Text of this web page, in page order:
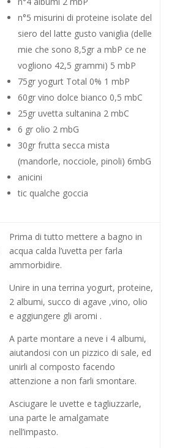
n°5 misurini di proteine isolate del
siero del latte gusto vaniglia (delle
mie che sono 8,5gr a mbP ce ne
vogliono 42,5 grammi) 5 mbP
75gr yogurt Total 0% 1 mbP
60gr vino dolce bianco 0,5 mbC
25gr uvetta sultanina 2 mbC
6 gr olio 2 mbG
30gr frutta secca mista
(mandorle, nocciole, pinoli) 6mbG
anicini
tic qualche goccia
Prima di tutto mettere a bagno in
acqua calda l’uvetta per farla
ammorbidire.
Unire in una terrina yogurt, proteine,
2 albumi, succo di agave ,vino, olio
e aggiungere gli aromi .
A parte montare a neve i 4 albumi,
aiutandosi con un pizzico di sale, ed
unirli al composto facendo
attenzione a non farli smontare.
Asciugare le uvette e tagliuzzarle,
una parte le amalgamate
nell’impasto.